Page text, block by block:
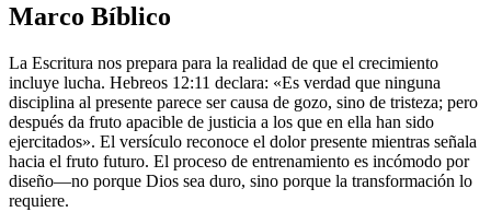
Marco Bíblico
La Escritura nos prepara para la realidad de que el crecimiento
incluye lucha. Hebreos 12:11 declara: «Es verdad que ninguna
disciplina al presente parece ser causa de gozo, sino de tristeza; pero
después da fruto apacible de justicia a los que en ella han sido
ejercitados». El versículo reconoce el dolor presente mientras señala
hacia el fruto futuro. El proceso de entrenamiento es incómodo por
diseño—no porque Dios sea duro, sino porque la transformación lo
requiere.